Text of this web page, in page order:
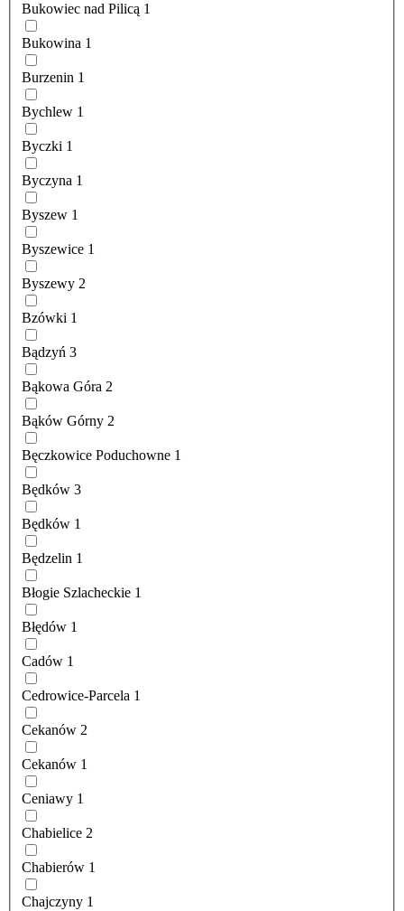
Bukowiec nad Pilicą 1
Bukowina 1
Burzenin 1
Bychlew 1
Byczki 1
Byczyna 1
Byszew 1
Byszewice 1
Byszewy 2
Bzówki 1
Bądzyń 3
Bąkowa Góra 2
Bąków Górny 2
Bęczkowice Poduchowne 1
Będków 3
Będków 1
Będzelin 1
Błogie Szlacheckie 1
Błędów 1
Cadów 1
Cedrowice-Parcela 1
Cekanów 2
Cekanów 1
Ceniawy 1
Chabielice 2
Chabierów 1
Chajczyny 1